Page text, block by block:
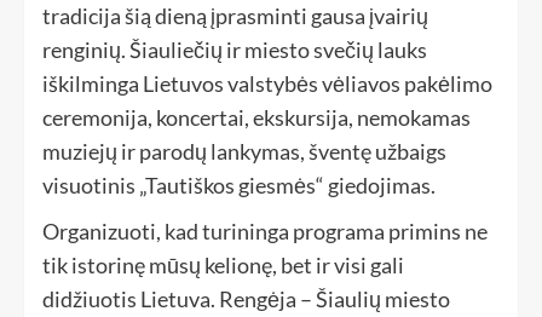
tradicija šią dieną įprasminti gausa įvairių
renginių. Šiauliečių ir miesto svečių lauks
iškilminga Lietuvos valstybės vėliavos pakėlimo
ceremonija, koncertai, ekskursija, nemokamas
muziejų ir parodų lankymas, šventę užbaigs
visuotinis „Tautiškos giesmės“ giedojimas.
Organizuoti, kad turininga programa primins ne
tik istorinę mūsų kelionę, bet ir visi gali
didžiuotis Lietuva. Rengėja – Šiaulių miesto